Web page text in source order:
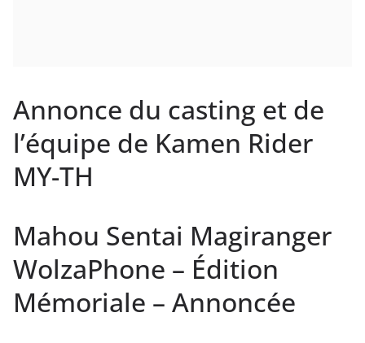
Annonce du casting et de
l’équipe de Kamen Rider
MY-TH
Mahou Sentai Magiranger
WolzaPhone – Édition
Mémoriale – Annoncée